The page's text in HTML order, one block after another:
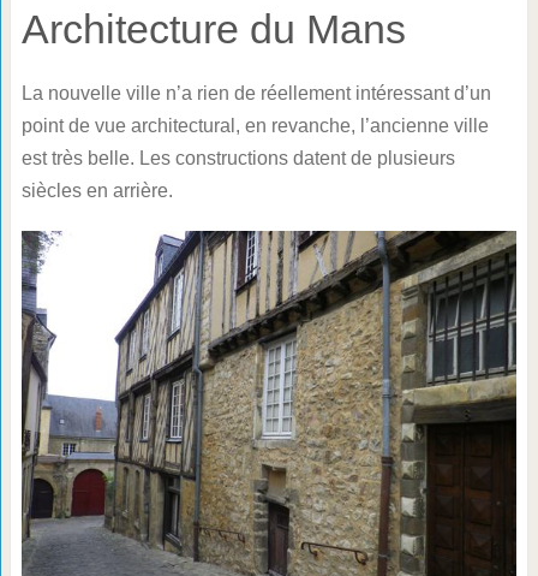
Architecture du Mans
La nouvelle ville n’a rien de réellement intéressant d’un
point de vue architectural, en revanche, l’ancienne ville
est très belle. Les constructions datent de plusieurs
siècles en arrière.